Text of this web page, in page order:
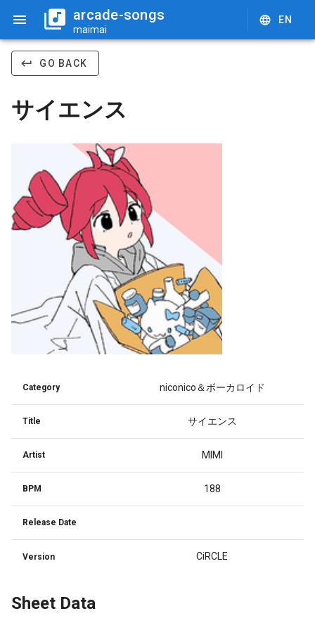
arcade-songs
maimai
EN
GO BACK
サイエンス
Category niconico＆ボーカロイド
Title サイエンス
Artist MIMI
BPM 188
Release Date
Version CiRCLE
Sheet Data